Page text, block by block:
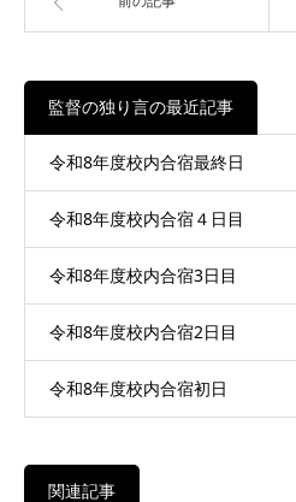
監督の独り言の最近記事
令和8年度校内合宿最終日
令和8年度校内合宿４日目
令和8年度校内合宿3日目
令和8年度校内合宿2日目
令和8年度校内合宿初日
関連記事